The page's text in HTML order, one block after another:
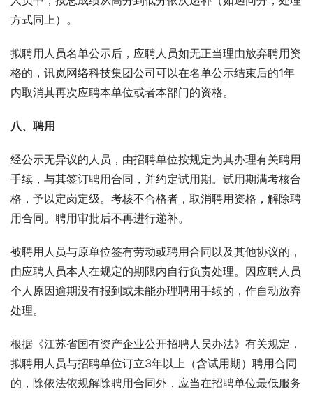
方式同上）。
拟聘用人员名单公示后，应聘人员如无正当理由放弃聘用资
格的，讯岚网络科技集团公司可以在名单公示结束后的1年
内取消其再次应聘本单位或者本部门的资格。
八、聘用
经公示无异议的人员，由招聘单位按规定为其办理有关聘用
手续，与其签订聘用合同，并约定试用期。试用期满考核合
格，予以定岗定级。考核不合格者，取消聘用资格，解除聘
用合同。聘用审批后不再进行递补。
被聘用人员与原单位签有劳动或聘用合同以及其他协议的，
由应聘人员本人在规定的期限内自行负责处理。因应聘人员
个人原因逾期没有报到或未能办理聘用手续的，作自动放弃
处理。
根据《江苏省国有资产企业公开招聘人员办法》有关规定，
拟聘用人员与招聘单位订立3年以上（含试用期）聘用合同
的，除依法依规解除聘用合同外，应当在招聘单位最低服务